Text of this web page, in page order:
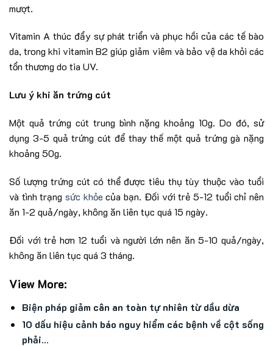
mượt.
Vitamin A thúc đẩy sự phát triển và phục hồi của các tế bào
da, trong khi vitamin B2 giúp giảm viêm và bảo vệ da khỏi các
tổn thương do tia UV.
Lưu ý khi ăn trứng cút
Một quả trứng cút trung bình nặng khoảng 10g. Do đó, sử
dụng 3-5 quả trứng cút để thay thế một quả trứng gà nặng
khoảng 50g.
Số lượng trứng cút có thể được tiêu thụ tùy thuộc vào tuổi
và tình trạngsức khỏe của bạn. Đối với trẻ 5-12 tuổi chỉ nên
ăn 1-2 quả/ngày, không ăn liên tục quá 15 ngày.
Đối với trẻ hơn 12 tuổi và người lớn nên ăn 5-10 quả/ngày,
không ăn liên tục quá 3 tháng.
View More:
Biện pháp giảm cân an toàn tự nhiên từ dầu dừa
10 dấu hiệu cảnh báo nguy hiểm các bệnh về cột sống
phải…